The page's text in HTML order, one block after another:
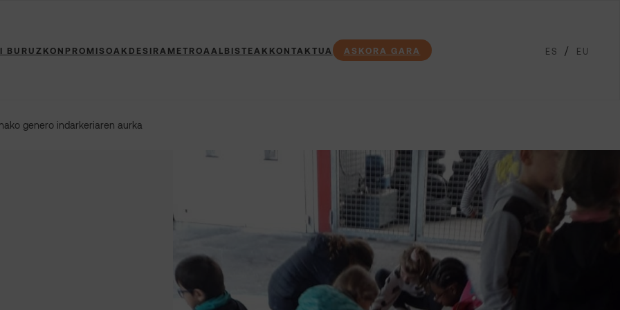
BURUZ KONPROMISOAK DESIRAMETROA ALBISTEAK KONTAKTUA ASKORA GARA ES EU
genero indarkeriaren aurka